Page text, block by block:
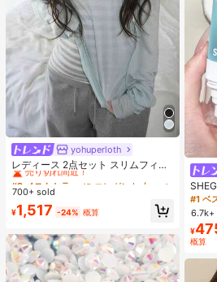
yohuperloth
レディース 2点セット スリムフィッ
ト セミシアー スパゲッティストラッ
プ ストライプ キャミソールトップ
エレガント
#2 ベストセラー
売り切れ間近！
#2 ベストセラー
売り切れ間近！
#2 ベストセラー
売り切れ間近！
#2 ベストセラー
に エレガント 女性用ツーピース衣装
700+ sold
¥1,517 -24% 概算
ング
ブラ
アッ
#1 ベ
6.7k+
¥
概算